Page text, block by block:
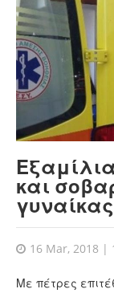
και
γυναίκας
16 Mar, 2018 |
Με πέτρες